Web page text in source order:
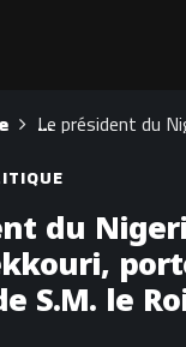
Le président du
du
S.M. le